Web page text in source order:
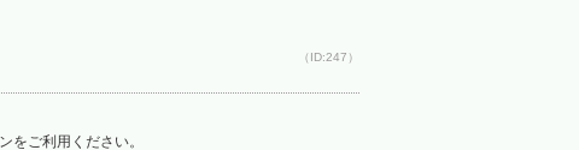
（ID:247）
をご利用ください。